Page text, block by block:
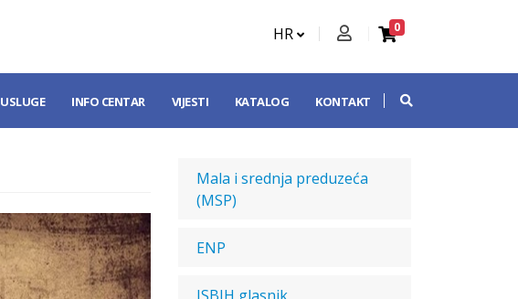
HR 0
USLUGE INFO CENTAR VIJESTI KATALOG KONTAKT
Mala i srednja preduzeća
(MSP)
ENP